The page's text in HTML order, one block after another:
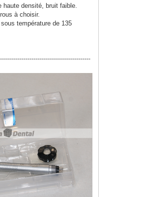
densité, bruit faible.
à choisir.
température de 135